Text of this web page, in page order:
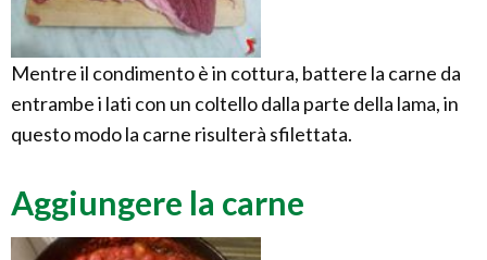
Mentre il condimento è in cottura, battere la carne da
entrambe i lati con un coltello dalla parte della lama, in
questo modo la carne risulterà sfilettata.
Aggiungere la carne